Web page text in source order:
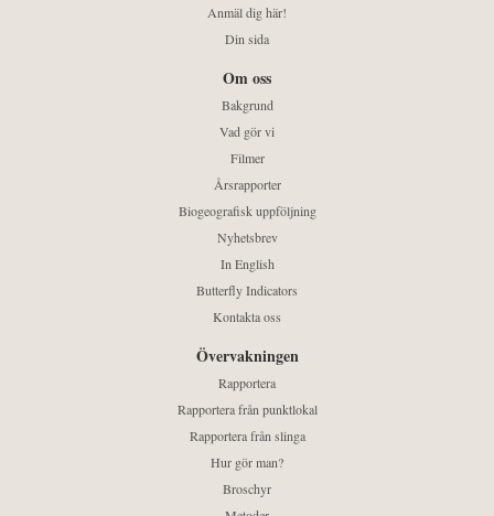
Anmäl dig här!
Din sida
Om oss
Bakgrund
Vad gör vi
Filmer
Årsrapporter
Biogeografisk uppföljning
Nyhetsbrev
In English
Butterfly Indicators
Kontakta oss
Övervakningen
Rapportera
Rapportera från punktlokal
Rapportera från slinga
Hur gör man?
Broschyr